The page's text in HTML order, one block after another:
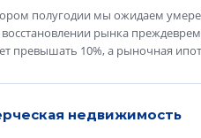
полугодии мы ожидаем
рынка
превышать 10%, а рыночная
недвижимость